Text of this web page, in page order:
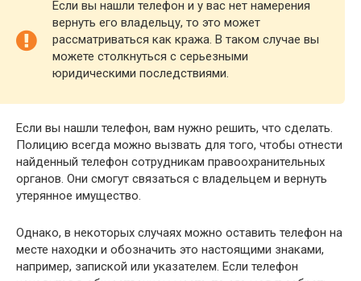
Если вы нашли телефон и у вас нет намерения
вернуть его владельцу, то это может
рассматриваться как кража. В таком случае вы
можете столкнуться с серьезными
юридическими последствиями.
Если вы нашли телефон, вам нужно решить, что сделать.
Полицию всегда можно вызвать для того, чтобы отнести
найденный телефон сотрудникам правоохранительных
органов. Они смогут связаться с владельцем и вернуть
утерянное имущество.
Однако, в некоторых случаях можно оставить телефон на
месте находки и обозначить это настоящими знаками,
например, запиской или указателем. Если телефон